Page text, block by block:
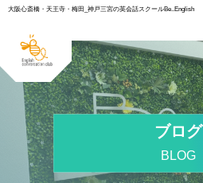
大阪心斎橋・天王寺・梅田_神戸三宮の英会話スクールBe..English
ブログ
BLOG